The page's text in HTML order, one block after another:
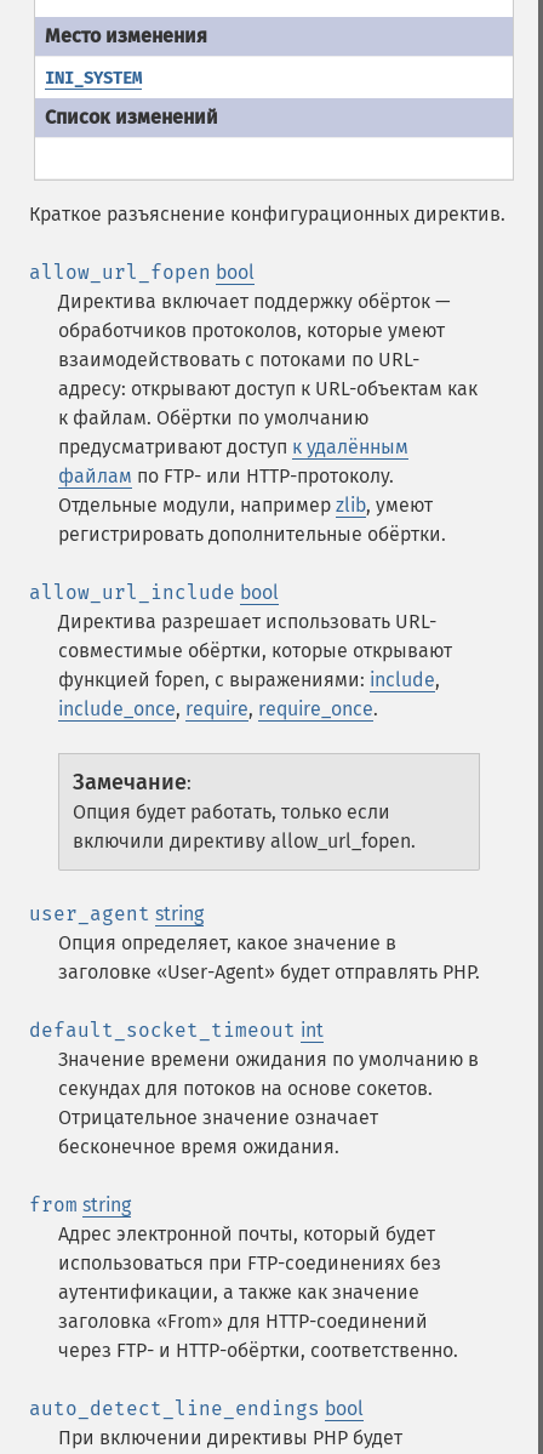
INI_SYSTEM
Краткое разъяснение конфигурационных директив.
allow_url_fopen bool
Директива включает поддержку обёрток —
обработчиков протоколов, которые умеют
взаимодействовать с потоками по URL-
адресу: открывают доступ к URL-объектам как
к файлам. Обёртки по умолчанию
предусматривают доступ к удалённым
файлам по FTP- или HTTP-протоколу.
Отдельные модули, например zlib, умеют
регистрировать дополнительные обёртки.
allow_url_include bool
Директива разрешает использовать URL-
совместимые обёртки, которые открывают
функцией fopen, с выражениями: include,
include_once, require, require_once.
Замечание:
Опция будет работать, только если
включили директиву allow_url_fopen.
user_agent string
Опция определяет, какое значение в
заголовке «User-Agent» будет отправлять PHP.
default_socket_timeout int
Значение времени ожидания по умолчанию в
секундах для потоков на основе сокетов.
Отрицательное значение означает
бесконечное время ожидания.
from string
Адрес электронной почты, который будет
использоваться при FTP-соединениях без
аутентификации, а также как значение
заголовка «From» для HTTP-соединений
через FTP- и HTTP-обёртки, соответственно.
auto_detect_line_endings bool
При включении директивы PHP будет